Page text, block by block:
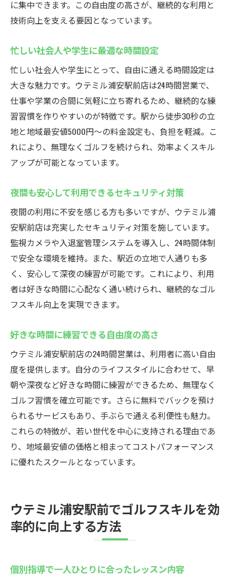
に集中できます。この自由度の高さが、継続的な利用と
技術向上を支える要因となっています。
忙しい社会人や学生に最適な時間設定
忙しい社会人や学生にとって、自由に通える時間設定は
大きな魅力です。ウテミル浦安駅前店は24時間営業で、
仕事や学業の合間に気軽に立ち寄れるため、継続的な練
習習慣を作りやすいのが特徴です。駅から徒歩30秒の立
地と地域最安値5000円〜の料金設定も、負担を軽減。こ
れにより、無理なくゴルフを続けられ、効率よくスキル
アップが可能となっています。
夜間も安心して利用できるセキュリティ対策
夜間の利用に不安を感じる方も多いですが、ウテミル浦
安駅前店は充実したセキュリティ対策を施しています。
監視カメラや入退室管理システムを導入し、24時間体制
で安全な環境を維持。また、駅近の立地で人通りも多
く、安心して深夜の練習が可能です。これにより、利用
者は好きな時間に心配なく通い続けられ、継続的なゴル
フスキル向上を実現できます。
好きな時間に練習できる自由度の高さ
ウテミル浦安駅前店の24時間営業は、利用者に高い自由
度を提供します。自分のライフスタイルに合わせて、早
朝や深夜など好きな時間に練習ができるため、無理なく
ゴルフ習慣を確立可能です。さらに無料でバックを預け
られるサービスもあり、手ぶらで通える利便性も魅力。
これらの特徴が、若い世代を中心に支持される理由であ
り、地域最安値の価格と相まってコストパフォーマンス
に優れたスクールとなっています。
ウテミル浦安駅前でゴルフスキルを効
率的に向上する方法
個別指導で一人ひとりに合ったレッスン内容